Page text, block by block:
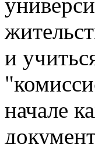
и
начале